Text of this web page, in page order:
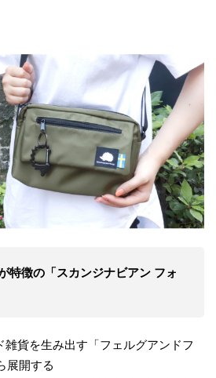
特徴の「スカンジナビアン フォ
雑貨を生み出す「フェルグアンドフ
展開する